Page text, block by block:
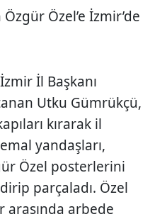
Özel’e İzmir’de
İl Başkanı
Utku Gümrükçü,
kırarak il
yandaşları,
Özel posterlerini
parçaladı. Özel
arasında arbede